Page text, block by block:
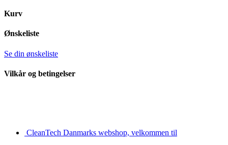
Kurv
Ønskeliste
Se din ønskeliste
Vilkår og betingelser
CleanTech Danmarks webshop, velkommen til